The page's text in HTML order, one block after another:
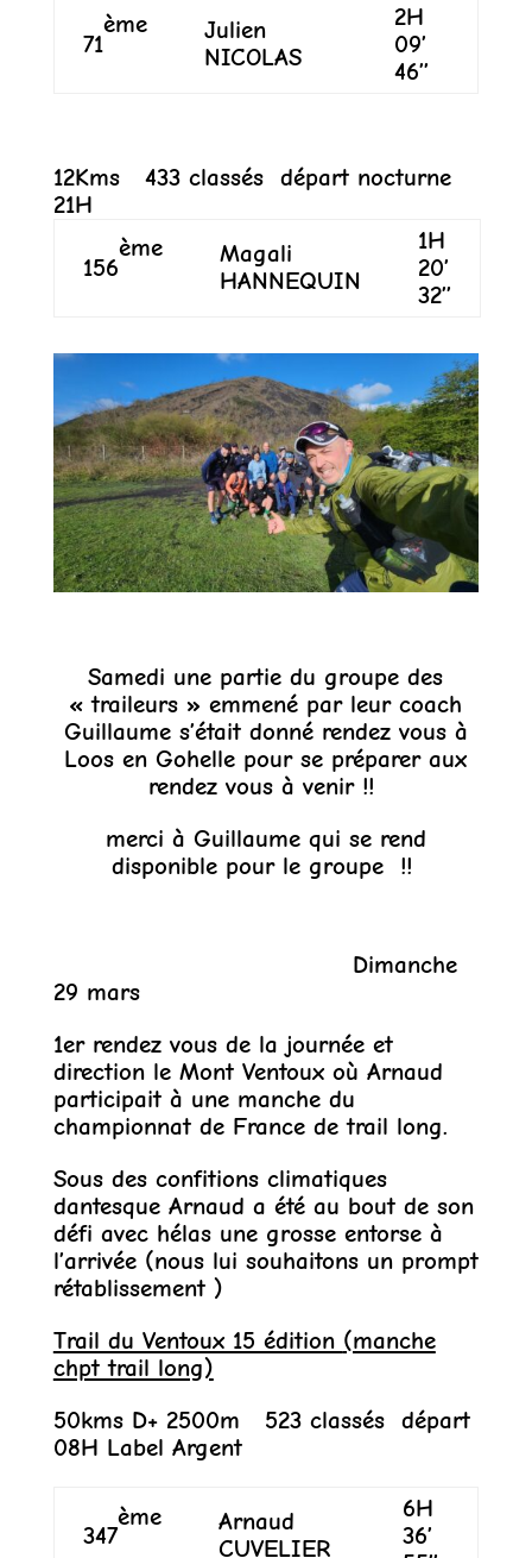
71
ème
Julien
NICOLAS
2H
09’
46’’
12Kms 433 classés départ nocturne
21H
156
ème
Magali
HANNEQUIN
1H
20’
32’’
Samedi une partie du groupe des
« traileurs » emmené par leur coach
Guillaume s’était donné rendez vous à
Loos en Gohelle pour se préparer aux
rendez vous à venir !!
merci à Guillaume qui se rend
disponible pour le groupe !!
Dimanche
29 mars
1er rendez vous de la journée et
direction le Mont Ventoux où Arnaud
participait à une manche du
championnat de France de trail long.
Sous des confitions climatiques
dantesque Arnaud a été au bout de son
défi avec hélas une grosse entorse à
l’arrivée (nous lui souhaitons un prompt
rétablissement )
Trail du Ventoux 15 édition (manche
chpt trail long)
50kms D+ 2500m 523 classés départ
08H Label Argent
347
ème
Arnaud
CUVELIER
6H
36’